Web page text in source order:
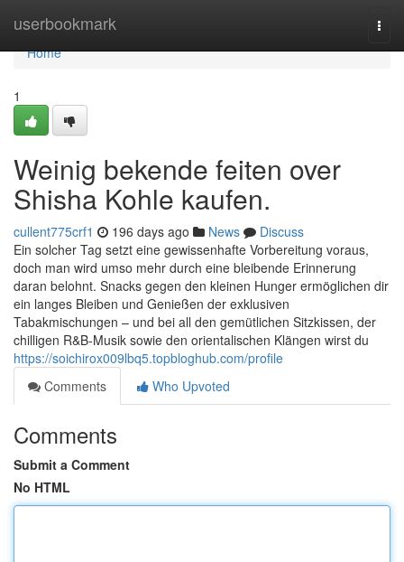
userbookmark
Home
Home
1
Weinig bekende feiten over
Shisha Kohle kaufen.
cullent775crf1 196 days ago News
Discuss
Ein solcher Tag setzt eine gewissenhafte Vorbereitung voraus,
doch man wird umso mehr durch eine bleibende Erinnerung
daran belohnt. Snacks gegen den kleinen Hunger ermöglichen dir
ein langes Bleiben und Genießen der exklusiven
Tabakmischungen – und bei all den gemütlichen Sitzkissen, der
chilligen R&B-Musik sowie den orientalischen Klängen wirst du
https://soichirox009lbq5.topbloghub.com/profile
Comments
Who Upvoted
Comments
Submit a Comment
No HTML